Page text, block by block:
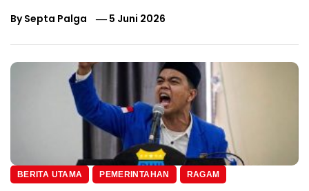
BySepta Palga 5 Juni 2026
BERITA UTAMA PEMERINTAHAN RAGAM